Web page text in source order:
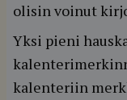
olisin voinut
Yksi pieni
kalenteriin